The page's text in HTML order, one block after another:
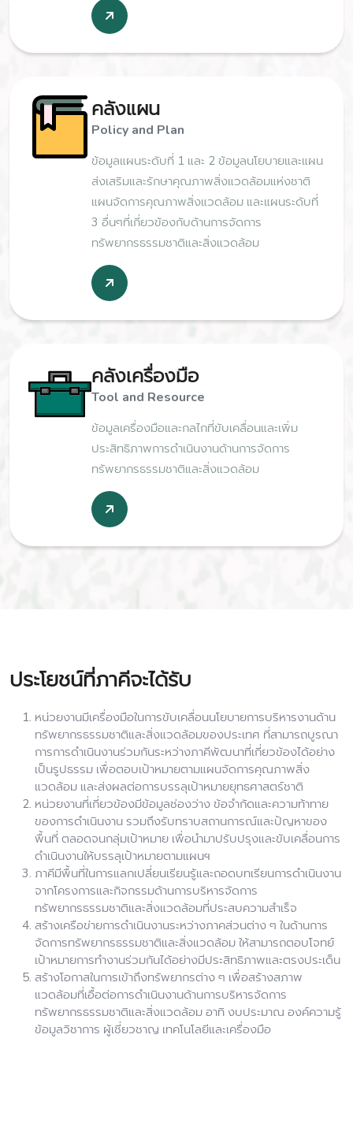
คลังแผน
Policy and Plan
ข้อมูลแผนระดับที่ 1 และ 2 ข้อมูลนโยบายและแผน
ส่งเสริมและรักษาคุณภาพสิ่งแวดล้อมแห่งชาติ
แผนจัดการคุณภาพสิ่งแวดล้อม และแผนระดับที่
3 อื่นๆที่เกี่ยวข้องกับด้านการจัดการ
ทรัพยากรธรรมชาติและสิ่งแวดล้อม
คลังเครื่องมือ
Tool and Resource
ข้อมูลเครื่องมือและกลไกที่ขับเคลื่อนและเพิ่ม
ประสิทธิภาพการดำเนินงานด้านการจัดการ
ทรัพยากรธรรมชาติและสิ่งแวดล้อม
ประโยชน์ที่ภาคีจะได้รับ
หน่วยงานมีเครื่องมือในการขับเคลื่อนนโยบายการบริหารงานด้าน
ทรัพยากรธรรมชาติและสิ่งแวดล้อมของประเทศ ที่สามารถบูรณา
การการดำเนินงานร่วมกันระหว่างภาคีพัฒนาที่เกี่ยวข้องได้อย่าง
เป็นรูปธรรม เพื่อตอบเป้าหมายตามแผนจัดการคุณภาพสิ่ง
แวดล้อม และส่งผลต่อการบรรลุเป้าหมายยุทธศาสตร์ชาติ
หน่วยงานที่เกี่ยวข้องมีข้อมูลช่องว่าง ข้อจำกัดและความท้าทาย
ของการดำเนินงาน รวมถึงรับทราบสถานการณ์และปัญหาของ
พื้นที่ ตลอดจนกลุ่มเป้าหมาย เพื่อนำมาปรับปรุงและขับเคลื่อนการ
ดำเนินงานให้บรรลุเป้าหมายตามแผนฯ
ภาคีมีพื้นที่ในการแลกเปลี่ยนเรียนรู้และถอดบทเรียนการดำเนินงาน
จากโครงการและกิจกรรมด้านการบริหารจัดการ
ทรัพยากรธรรมชาติและสิ่งแวดล้อมที่ประสบความสำเร็จ
สร้างเครือข่ายการดำเนินงานระหว่างภาคส่วนต่าง ๆ ในด้านการ
จัดการทรัพยากรธรรมชาติและสิ่งแวดล้อม ให้สามารถตอบโจทย์
เป้าหมายการทำงานร่วมกันได้อย่างมีประสิทธิภาพและตรงประเด็น
สร้างโอกาสในการเข้าถึงทรัพยากรต่าง ๆ เพื่อสร้างสภาพ
แวดล้อมที่เอื้อต่อการดำเนินงานด้านการบริหารจัดการ
ทรัพยากรธรรมชาติและสิ่งแวดล้อม อาทิ งบประมาณ องค์ความรู้
ข้อมูลวิชาการ ผู้เชี่ยวชาญ เทคโนโลยีและเครื่องมือ